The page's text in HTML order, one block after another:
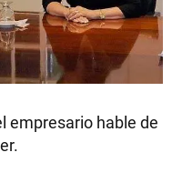
empresario hable de